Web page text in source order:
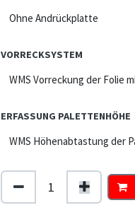
VORRECKSYSTEM
ERFASSUNG PALETTENHÖHE